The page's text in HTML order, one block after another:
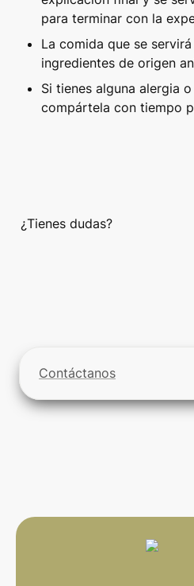
para terminar con la
La comida que se
ingredientes de origen
Si tienes alguna alergia
compártela con tiempo
¿Tienes dudas?
Contáctanos